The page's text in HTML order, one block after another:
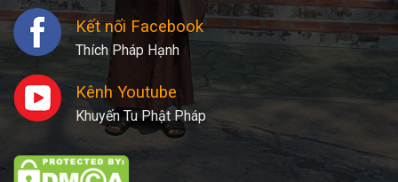
Kết nối Facebook
Thích Pháp Hạnh
Kênh Youtube
Khuyến Tu Phật Pháp